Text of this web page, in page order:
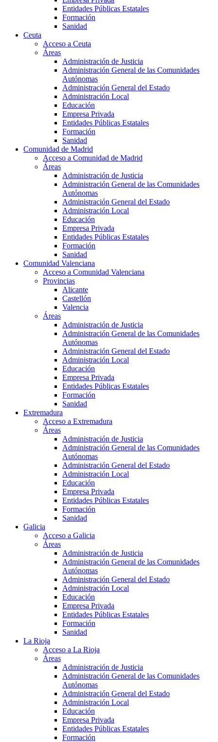
Entidades Públicas Estatales
Formación
Sanidad
Ceuta
Acceso a Ceuta
Áreas
Administración de Justicia
Administración General de las Comunidades
Autónomas
Administración General del Estado
Administración Local
Educación
Empresa Privada
Entidades Públicas Estatales
Formación
Sanidad
Comunidad de Madrid
Acceso a Comunidad de Madrid
Áreas
Administración de Justicia
Administración General de las Comunidades
Autónomas
Administración General del Estado
Administración Local
Educación
Empresa Privada
Entidades Públicas Estatales
Formación
Sanidad
Comunidad Valenciana
Acceso a Comunidad Valenciana
Provincias
Alicante
Castellón
Valencia
Áreas
Administración de Justicia
Administración General de las Comunidades
Autónomas
Administración General del Estado
Administración Local
Educación
Empresa Privada
Entidades Públicas Estatales
Formación
Sanidad
Extremadura
Acceso a Extremadura
Áreas
Administración de Justicia
Administración General de las Comunidades
Autónomas
Administración General del Estado
Administración Local
Educación
Empresa Privada
Entidades Públicas Estatales
Formación
Sanidad
Galicia
Acceso a Galicia
Áreas
Administración de Justicia
Administración General de las Comunidades
Autónomas
Administración General del Estado
Administración Local
Educación
Empresa Privada
Entidades Públicas Estatales
Formación
Sanidad
La Rioja
Acceso a La Rioja
Áreas
Administración de Justicia
Administración General de las Comunidades
Autónomas
Administración General del Estado
Administración Local
Educación
Empresa Privada
Entidades Públicas Estatales
Formación